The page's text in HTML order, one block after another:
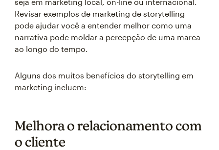
Revisar exemplos de marketing de storytelling
pode ajudar você a entender melhor como uma
narrativa pode moldar a percepção de uma marca
ao longo do tempo.
Alguns dos muitos benefícios do storytelling em
marketing incluem:
Melhora o relacionamento com
o cliente